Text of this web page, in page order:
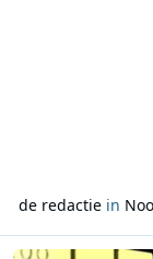
de redactiein
Lees meer over